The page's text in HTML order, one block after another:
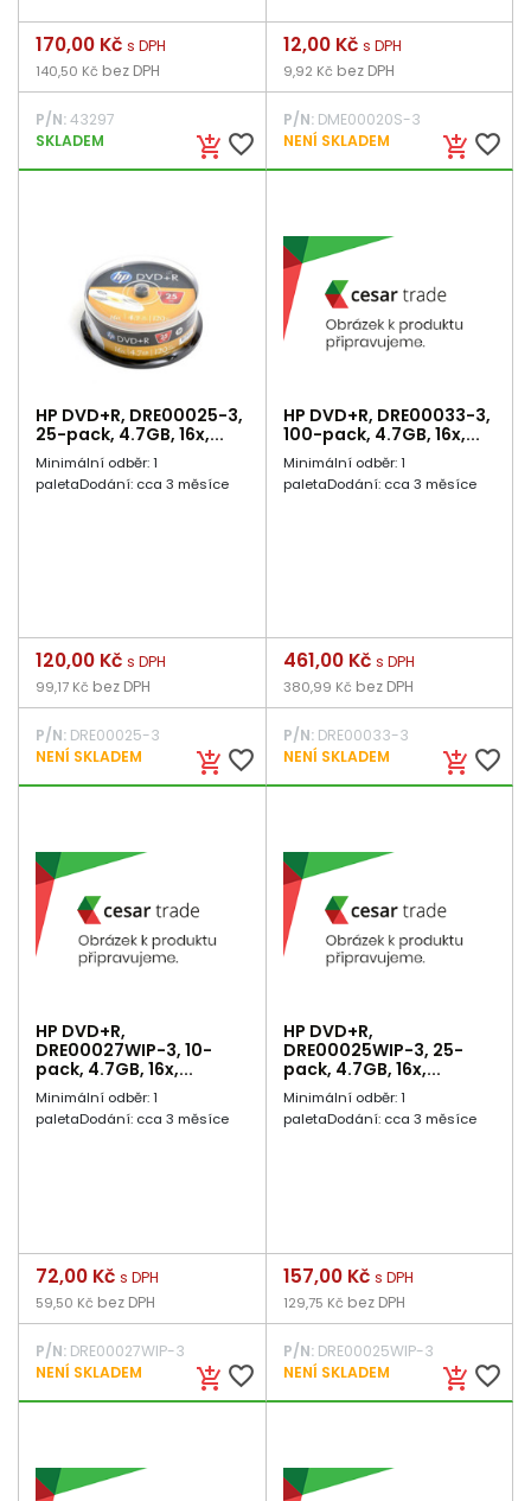
add_shopping_cart favorite_border
Cena
170,00 Kč s DPH
140,50 Kč bez DPH
P/N:43297
SKLADEM
add_shopping_cart favorite_border
Cena
12,00 Kč s DPH
9,92 Kč bez DPH
P/N:DME00020S-3
NENÍ SKLADEM
HP DVD+R, DRE00025-3,
25-pack, 4.7GB, 16x,...
Minimální odběr: 1
paletaDodání: cca 3 měsíce
add_shopping_cart favorite_border
Cena
120,00 Kč s DPH
99,17 Kč bez DPH
P/N: DRE00025-3
NENÍ SKLADEM
HP DVD+R, DRE00033-3,
100-pack, 4.7GB, 16x,...
Minimální odběr: 1
paletaDodání: cca 3 měsíce
add_shopping_cart favorite_border
Cena
461,00 Kč s DPH
380,99 Kč bez DPH
P/N:DRE00033-3
NENÍ SKLADEM
HP DVD+R,
DRE00027WIP-3, 10-
pack, 4.7GB, 16x,...
Minimální odběr: 1
paletaDodání: cca 3 měsíce
add_shopping_cart favorite_border
Cena
72,00 Kč s DPH
59,50 Kč bez DPH
P/N: DRE00027WIP-3
NENÍ SKLADEM
HP DVD+R,
DRE00025WIP-3, 25-
pack, 4.7GB, 16x,...
Minimální odběr: 1
paletaDodání: cca 3 měsíce
add_shopping_cart favorite_border
Cena
157,00 Kč s DPH
129,75 Kč bez DPH
P/N:DRE00025WIP-3
NENÍ SKLADEM